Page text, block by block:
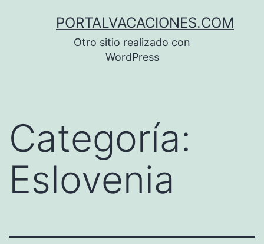
PORTALVACACIONES.COM
Otro sitio realizado con
WordPress
Categoría:
Eslovenia